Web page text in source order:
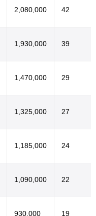
2,080,000 42
1,930,000 39
1,470,000 29
1,325,000 27
1,185,000 24
1,090,000 22
930,000 19